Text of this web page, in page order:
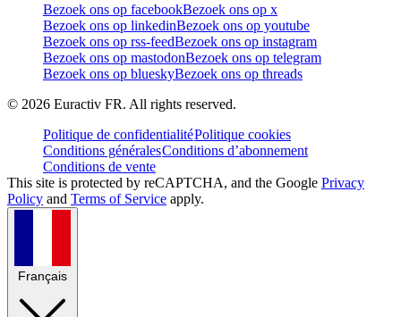
Bezoek ons op facebookBezoek ons op x
Bezoek ons op linkedinBezoek ons op youtube
Bezoek ons op rss-feedBezoek ons op instagram
Bezoek ons op mastodonBezoek ons op telegram
Bezoek ons op blueskyBezoek ons op threads
© 2026 Euractiv FR. All rights reserved.
Politique de confidentialitéPolitique cookies
Conditions généralesConditions d’abonnement
Conditions de vente
This site is protected by reCAPTCHA, and the Google Privacy
Policy and Terms of Service apply.
Français